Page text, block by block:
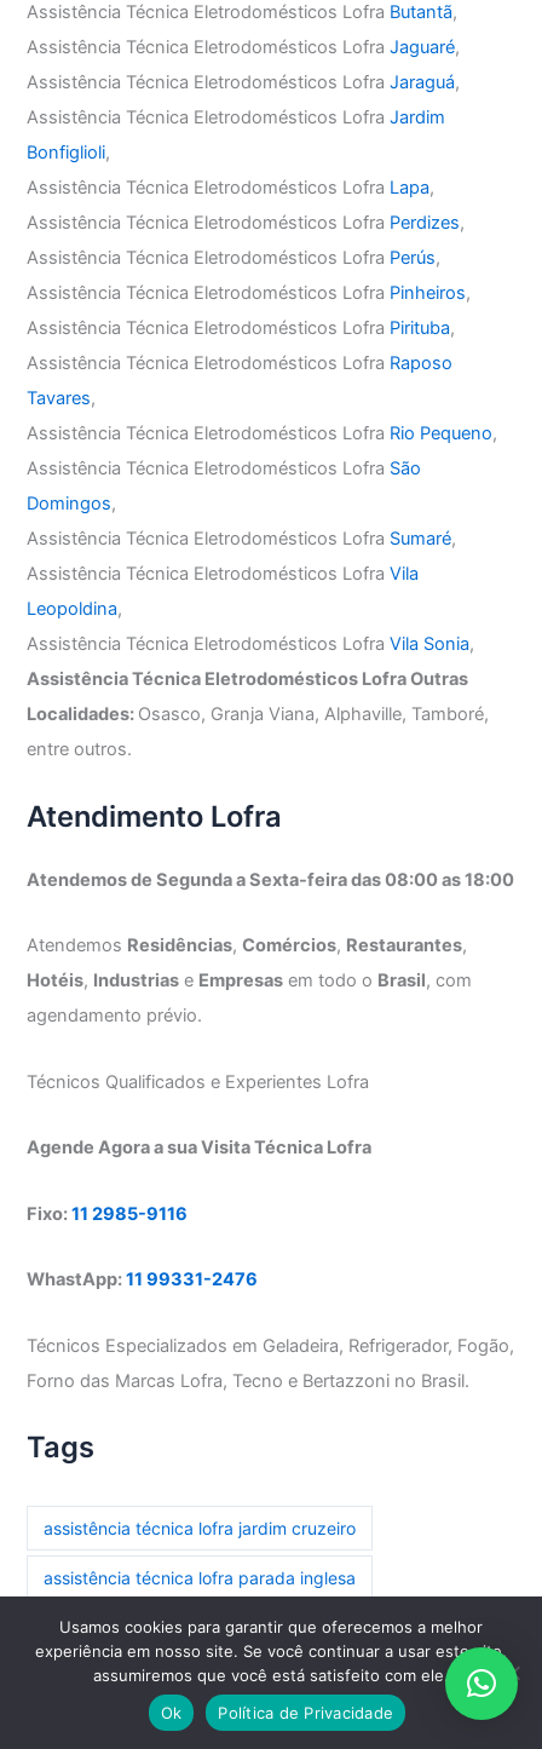
Assistência Técnica Eletrodomésticos Lofra Butantã,
Assistência Técnica Eletrodomésticos LofraJaguaré,
Assistência Técnica Eletrodomésticos LofraJaraguá,
Assistência Técnica Eletrodomésticos LofraJardim
Bonfiglioli,
Assistência Técnica Eletrodomésticos Lofra Lapa,
Assistência Técnica Eletrodomésticos Lofra Perdizes,
Assistência Técnica Eletrodomésticos Lofra Perús,
Assistência Técnica Eletrodomésticos Lofra Pinheiros,
Assistência Técnica Eletrodomésticos Lofra Pirituba,
Assistência Técnica Eletrodomésticos Lofra Raposo
Tavares,
Assistência Técnica Eletrodomésticos Lofra Rio Pequeno,
Assistência Técnica Eletrodomésticos Lofra São
Domingos,
Assistência Técnica Eletrodomésticos Lofra Sumaré,
Assistência Técnica Eletrodomésticos LofraVila
Leopoldina,
Assistência Técnica Eletrodomésticos LofraVila Sonia,
Assistência Técnica Eletrodomésticos Lofra Outras
Localidades: Osasco, Granja Viana, Alphaville, Tamboré,
entre outros.
Atendimento Lofra
Atendemos de Segunda a Sexta-feira das 08:00 as 18:00
Atendemos Residências,Comércios, Restaurantes,
Hotéis, Industrias e Empresas em todo o Brasil, com
agendamento prévio.
Técnicos Qualificados e Experientes Lofra
Agende Agora a sua Visita Técnica Lofra
Fixo:11 2985-9116
WhastApp:11 99331-2476
Técnicos Especializados em Geladeira, Refrigerador, Fogão,
Forno das Marcas Lofra, Tecno e Bertazzoni no Brasil.
Tags
assistência técnica lofra jardim cruzeiro
assistência técnica lofra parada inglesa
assistência técnica lofra paraíso
assistência técnica lofra paraíso do morumbi
assistência técnica lofra pari
Usamos cookies para garantir que oferecemos a melhor
experiência em nosso site. Se você continuar a usar este site,
assumiremos que você está satisfeito com ele.
Ok
Política de Privacidade